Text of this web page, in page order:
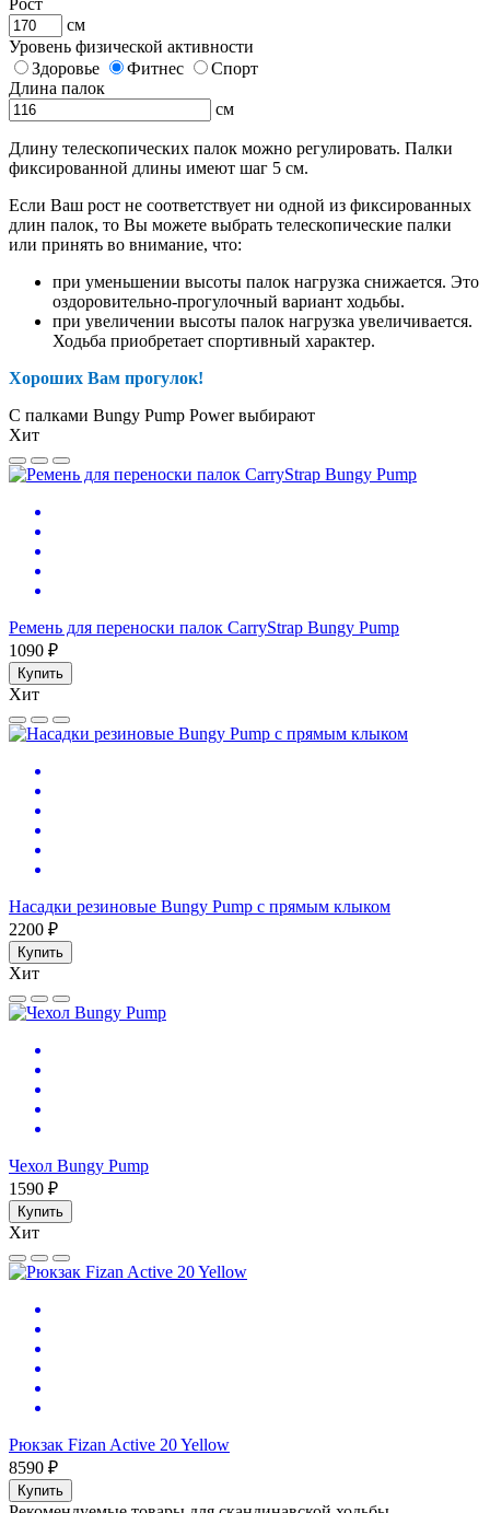
Рост
см
Уровень физической активности
Здоровье
Фитнес
Спорт
Длина палок
см
Длину телескопических палок можно регулировать. Палки
фиксированной длины имеют шаг 5 см.
Если Ваш рост не соответствует ни одной из фиксированных
длин палок, то Вы можете выбрать телескопические палки
или принять во внимание, что:
при уменьшении высоты палок нагрузка снижается. Это
оздоровительно-прогулочный вариант ходьбы.
при увеличении высоты палок нагрузка увеличивается.
Ходьба приобретает спортивный характер.
Хороших Вам прогулок!
С палками Bungy Pump Power выбирают
Хит
Ремень для переноски палок CarryStrap Bungy Pump
1090 ₽
Купить
Хит
Насадки резиновые Bungy Pump с прямым клыком
2200 ₽
Купить
Хит
Чехол Bungy Pump
1590 ₽
Купить
Хит
Рюкзак Fizan Active 20 Yellow
8590 ₽
Купить